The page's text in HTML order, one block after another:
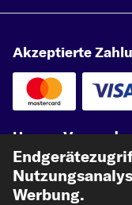
Akzeptierte
Unsere
Werbung.